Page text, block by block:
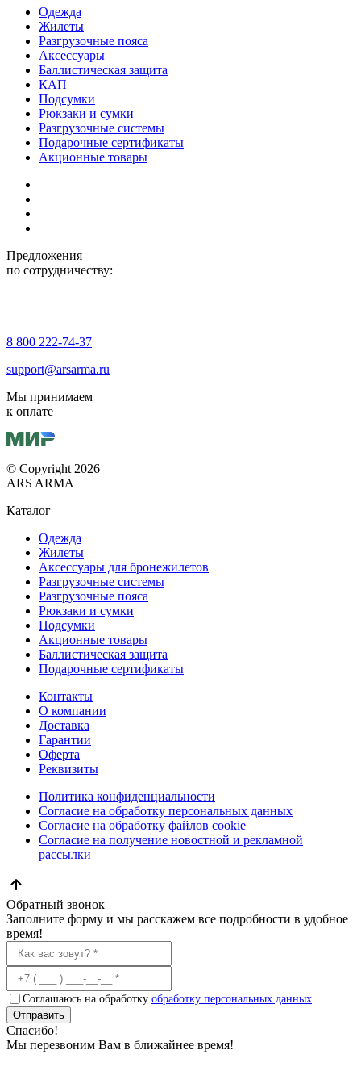
Одежда
Жилеты
Разгрузочные пояса
Аксессуары
Баллистическая защита
КАП
Подсумки
Рюкзаки и сумки
Разгрузочные системы
Подарочные сертификаты
Акционные товары
Предложения
по сотрудничеству:
8 800 222-74-37
support@arsarma.ru
Мы принимаем
к оплате
© Copyright 2026
ARS ARMA
Каталог
Одежда
Жилеты
Аксессуары для бронежилетов
Разгрузочные системы
Разгрузочные пояса
Рюкзаки и сумки
Подсумки
Акционные товары
Баллистическая защита
Подарочные сертификаты
Контакты
О компании
Доставка
Гарантии
Оферта
Реквизиты
Политика конфиденциальности
Согласие на обработку персональных данных
Согласие на обработку файлов cookie
Согласие на получение новостной и рекламной
рассылки
Обратный звонок
Заполните форму и мы расскажем все подробности в удобное
время!
Соглашаюсь на обработку обработку персональных данных
Отправить
Спасибо!
Мы перезвоним Вам в ближайнее время!